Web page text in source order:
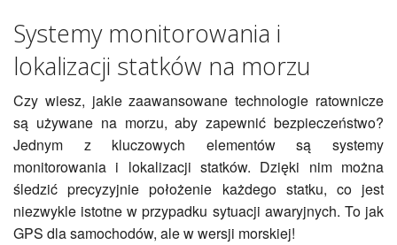
Systemy monitorowania i
lokalizacji statków na morzu
Czy wiesz, jakie zaawansowane technologie ratownicze
są używane na morzu, aby zapewnić bezpieczeństwo?
Jednym z kluczowych elementów są systemy
monitorowania i lokalizacji statków. Dzięki nim można
śledzić precyzyjnie położenie każdego statku, co jest
niezwykle istotne w przypadku sytuacji awaryjnych. To jak
GPS dla samochodów, ale w wersji morskiej!